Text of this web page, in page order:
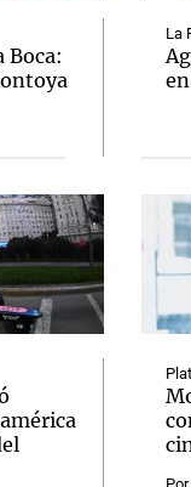
Boca:
La
Groenlandia